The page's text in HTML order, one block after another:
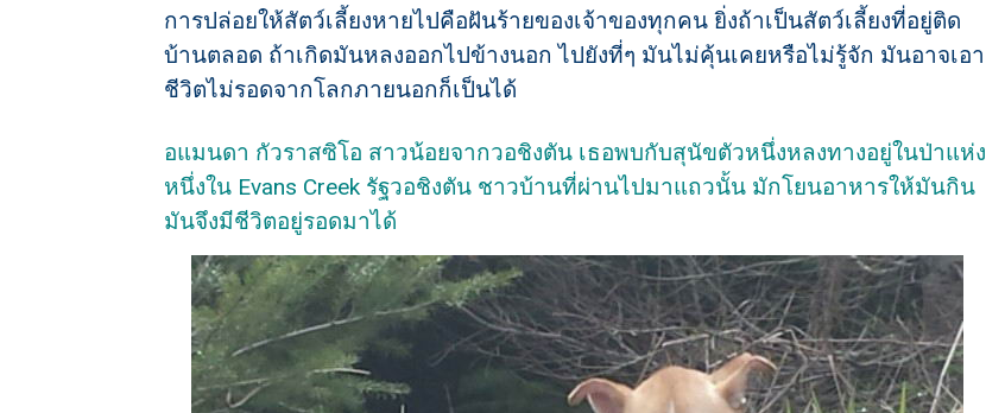
การปล่อยให้สัตว์เลี้ยงหายไปคือฝันร้ายของเจ้าของทุกคน ยิ่งถ้าเป็นสัตว์เลี้ยงที่อยู่ติด
บ้านตลอด ถ้าเกิดมันหลงออกไปข้างนอก ไปยังที่ๆ มันไม่คุ้นเคยหรือไม่รู้จัก มันอาจเอา
ชีวิตไม่รอดจากโลกภายนอกก็เป็นได้
อแมนดา กัวราสซิโอ สาวน้อยจากวอชิงตัน เธอพบกับสุนัขตัวหนึ่งหลงทางอยู่ในป่าแห่ง
หนึ่งใน Evans Creek รัฐวอชิงตัน ชาวบ้านที่ผ่านไปมาแถวนั้น มักโยนอาหารให้มันกิน
มันจึงมีชีวิตอยู่รอดมาได้